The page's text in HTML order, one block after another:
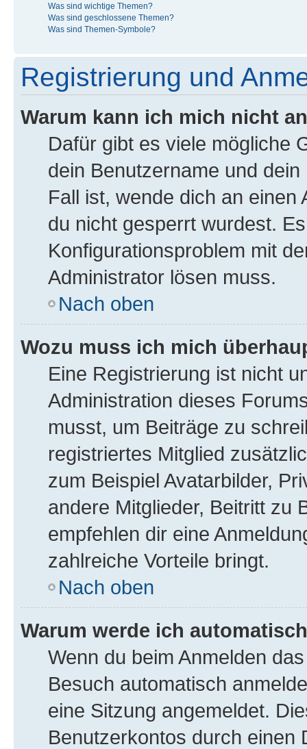
Was sind wichtige Themen?
Was sind geschlossene Themen?
Was sind Themen-Symbole?
Registrierung und
Warum kann ich mich nicht
Dafür gibt es viele mögliche
dein Benutzername und
Fall ist, wende dich an
du nicht gesperrt wurdest.
Konfigurationsproblem mit
Administrator lösen muss.
Nach oben
Wozu muss ich mich
Eine Registrierung ist nicht
Administration dieses
musst, um Beiträge zu
registriertes Mitglied
zum Beispiel Avatarbilder,
andere Mitglieder, Beitritt zu
empfehlen dir eine
zahlreiche Vorteile bringt.
Nach oben
Warum werde ich
Wenn du beim Anmelden
Besuch automatisch
eine Sitzung angemeldet.
Benutzerkontos durch einen